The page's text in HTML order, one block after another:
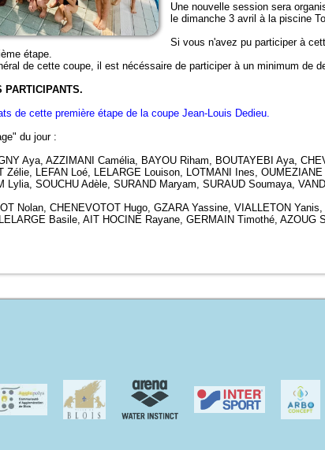
Une nouvelle session sera
le dimanche 3 avril à la piscine
Si vous n'avez pu participer à
étape.
de cette coupe, il est nécéssaire de participer à un minimum de
PARTICIPANTS.
de cette première étape de la coupe Jean-Louis Dedieu.
du jour :
Aya, AZZIMANI Camélia, BAYOU Riham, BOUTAYEBI Aya,
Zélie, LEFAN Loé, LELARGE Louison, LOTMANI Ines,
Lylia, SOUCHU Adèle, SURAND Maryam, SURAUD Soumaya,
Nolan, CHENEVOTOT Hugo, GZARA Yassine, VIALLETON
Basile, AIT HOCINE Rayane, GERMAIN Timothé, AZOUG